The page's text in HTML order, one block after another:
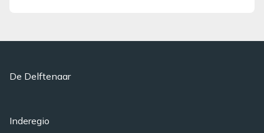
De Delftenaar
Inderegio